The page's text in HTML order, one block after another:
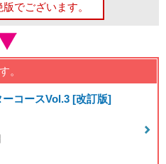
でございます。
。
ーコースVol.3 [改訂版]